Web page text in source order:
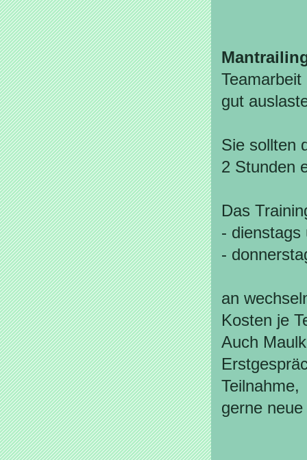
gut
Sie sollten
2 Stunden
Das
- dienstags
-
an
Kosten je
Auch
Teilnahme,
gerne